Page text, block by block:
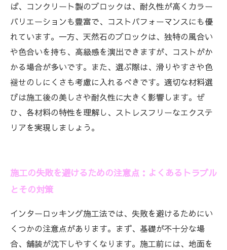
ば、コンクリート製のブロックは、耐久性が高くカラー
バリエーションも豊富で、コストパフォーマンスにも優
れています。一方、天然石のブロックは、独特の風合い
や色合いを持ち、高級感を演出できますが、コストがか
かる場合が多いです。また、選ぶ際は、滑りやすさや色
褪せのしにくさも考慮に入れるべきです。適切な材料選
びは施工後の美しさや耐久性に大きく影響します。ぜ
ひ、各材料の特性を理解し、ストレスフリーなエクステ
リアを実現しましょう。
施工の失敗を避けるための注意点：よくあるトラブル
とその対策
インターロッキング施工法では、失敗を避けるためにい
くつかの注意点があります。まず、基礎が不十分な場
合、舗装が沈下しやすくなります。施工前には、地面を